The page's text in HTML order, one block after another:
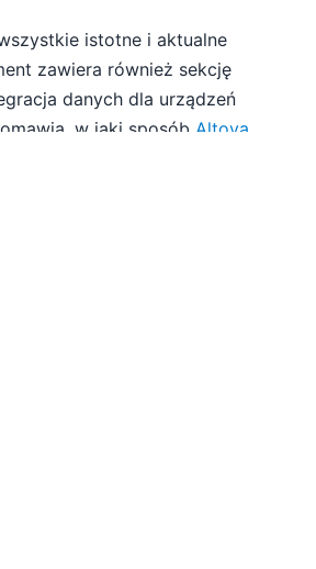
istotne i aktualne
zawiera również sekcję
danych dla urządzeń
w jaki sposób Altova